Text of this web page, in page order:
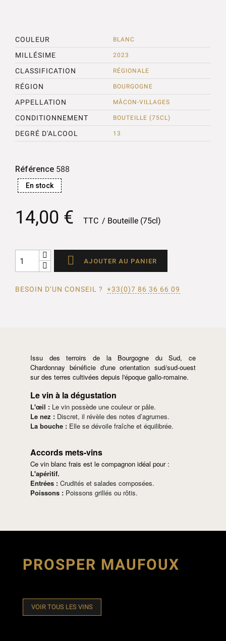
COULEUR BLANC
MILLÉSIME 2023
CLASSIFICATION RÉGIONALE
RÉGION BOURGOGNE
APPELLATION MÂCON-VILLAGES
CONDITIONNEMENT BOUTEILLE (75CL)
DEGRÉ D'ALCOOL 13
Référence 588
En stock
14,00 € TTC Bouteille (75cl)
 AJOUTER AU PANIER
BESOIN D’UN CONSEIL ? +33(0)7 86 36 66 09
Issu des terroirs de la Bourgogne du Sud, ce
Chardonnay bénéficie d'une orientation sud/sud-ouest
sur des terres cultivées depuis l'époque gallo-romaine.
Le vin à la dégustation
L'œil : Le vin possède une couleur or pâle.
Le nez : Discret, il révèle des notes d’agrumes.
La bouche : Elle se dévoile fraîche et équilibrée.
Accords mets-vins
Ce vin blanc frais est le compagnon idéal pour :
L'apéritif.
Entrées : Crudités et salades composées.
Poissons : Poissons grillés ou rôtis.
PROSPER MAUFOUX
VOIR TOUS LES VINS